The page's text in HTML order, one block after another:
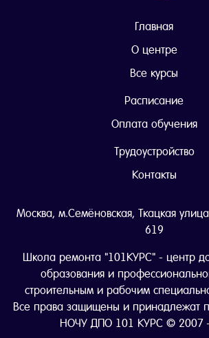
Главная
О центре
Все курсы
Расписание
Оплата обучения
Трудоустройство
Контакты
Москва, м.Семёновская, Ткацкая
619
Школа ремонта "101КУРС" - центр
образования и
строительным и рабочим
Все права защищены и принадлежат
НОЧУ ДПО 101 КУРС © 2007